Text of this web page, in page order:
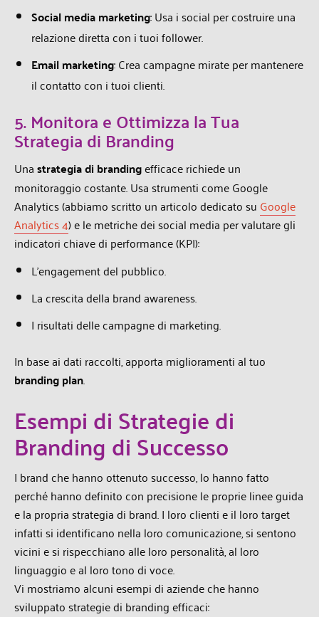
Social media marketing: Usa i social per costruire una
relazione diretta con i tuoi follower.
Email marketing: Crea campagne mirate per mantenere
il contatto con i tuoi clienti.
5. Monitora e Ottimizza la Tua
Strategia di Branding
Unastrategia di brandingefficace richiede un
monitoraggio costante. Usa strumenti come Google
Analytics (abbiamo scritto un articolo dedicato su Google
Analytics 4) e le metriche dei social media per valutare gli
indicatori chiave di performance (KPI):
L’engagement del pubblico.
La crescita della brand awareness.
I risultati delle campagne di marketing.
In base ai dati raccolti, apporta miglioramenti al tuo
branding plan.
Esempi di Strategie di
Branding di Successo
I brand che hanno ottenuto successo, lo hanno fatto
perché hanno definito con precisione le proprie linee guida
e la propria strategia di brand. I loro clienti e il loro target
infatti si identificano nella loro comunicazione, si sentono
vicini e si rispecchiano alle loro personalità, al loro
linguaggio e al loro tono di voce.
Vi mostriamo alcuni esempi di aziende che hanno
sviluppato strategie di branding efficaci: